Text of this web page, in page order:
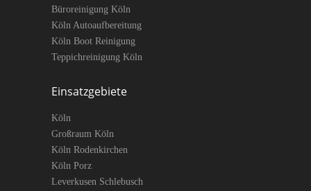
Büroreinigung Köln
Köln Autoaufbereitung
Köln Boot Reinigung
Teppichreinigung Köln
Einsatzgebiete
Köln
Großraum Köln
Köln Rodenkirchen
Köln Porz
Leverkusen Schlebusch